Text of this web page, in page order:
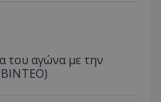
του αγώνα με την